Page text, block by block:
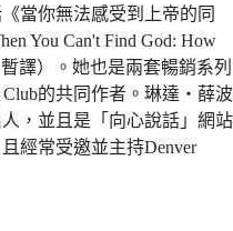
當你無法感受到上帝的同
You Can't Find God: How
暫譯）。她也是兩套暢銷系列
Club的共同作者。琳達‧薛波
，並且是「向心說話」網站
且經常受邀並主持Denver